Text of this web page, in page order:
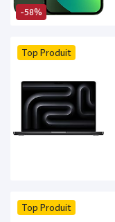
-58%
Top Produit
Top Produit